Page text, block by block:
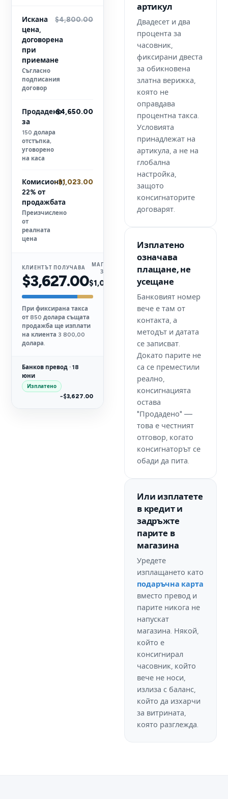
Искана
цена,
договорена
при
приемане
Съгласно
подписания
договор
$4,800.00
Продадено
за
150 долара
отстъпка,
уговорено
на каса
$4,650.00
Комисиона,
22% от
продажбата
Преизчислено
от
реалната
цена
−$1,023.00
КЛИЕНТЪТ ПОЛУЧАВА
$3,627.00
МАГАЗИНЪТ
ЗАПАЗВА
$1,023.00
При фиксирана такса
от 850 долара същата
продажба ще изплати
на клиента 3 800,00
долара.
Банков превод · 18
юни
Изплатено
−$3,627.00
артикул
Двадесет и два
процента за
часовник,
фиксирани двеста
за обикновена
златна верижка,
която не
оправдава
процентна такса.
Условията
принадлежат на
артикула, а не на
глобална
настройка,
защото
консигнаторите
договарят.
Изплатено
означава
плащане, не
усещане
Банковият номер
вече е там от
контакта, а
методът и датата
се записват.
Докато парите не
са се преместили
реално,
консигнацията
остава
"Продадено" —
това е честният
отговор, когато
консигнаторът се
обади да пита.
Или изплатете
в кредит и
задръжте
парите в
магазина
Уредете
изплащането като
подаръчна карта
вместо превод и
парите никога не
напускат
магазина. Някой,
който е
консигнирал
часовник, който
вече не носи,
излиза с баланс,
който да изхарчи
за витрината,
която разглежда.